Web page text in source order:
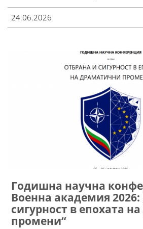
24.06.2026
Годишна научна
Военна академия
сигурност в епохата
промени“